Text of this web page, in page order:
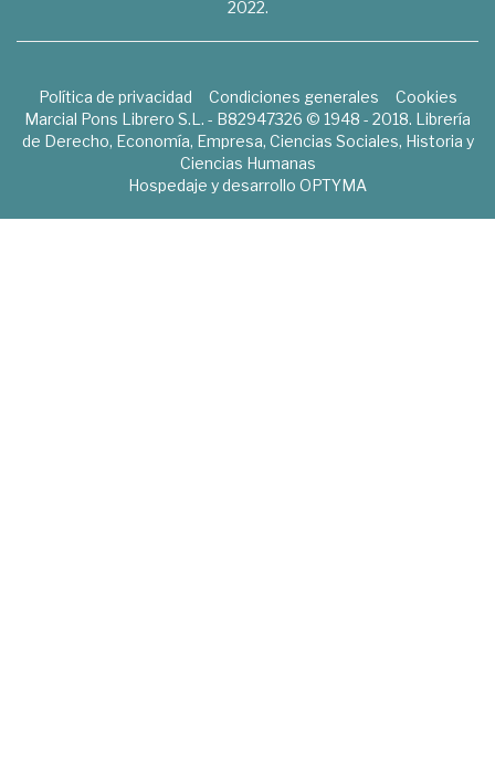
2022.
Política de privacidad Condiciones generales
Cookies
Marcial Pons Librero S.L. - B82947326 © 1948 - 2018. Librería
de Derecho, Economía, Empresa, Ciencias Sociales, Historia y
Ciencias Humanas
Hospedaje y desarrollo OPTYMA